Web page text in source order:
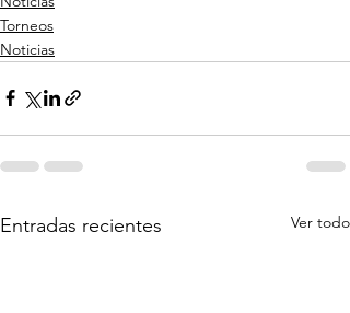
Torneos
Noticias
Entradas recientes Ver todo